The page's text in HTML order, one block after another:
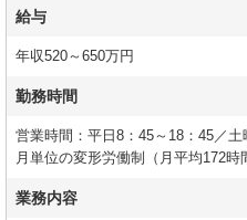
給与
年収520～650万円
勤務時間
営業時間：平日8：45～18：45／
月単位の変形労働制（月平均172時
業務内容